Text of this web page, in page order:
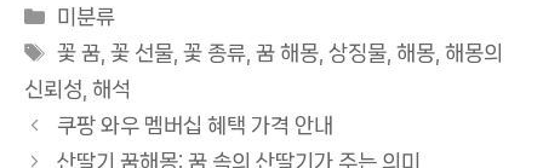
카
테
리
미분류
태
그
꽃 꿈 ,꽃 선물 ,꽃 종류 ,꿈 해몽 ,상징물 ,해몽 ,해몽의
신뢰성 해석
쿠팡 와우 멤버십 혜택 가격 안내
산딸기 꿈해몽: 꿈 속의 산딸기가 주는 의미